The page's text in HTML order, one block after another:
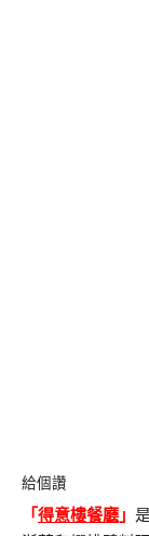
給個讚
「得意樓餐廳 」